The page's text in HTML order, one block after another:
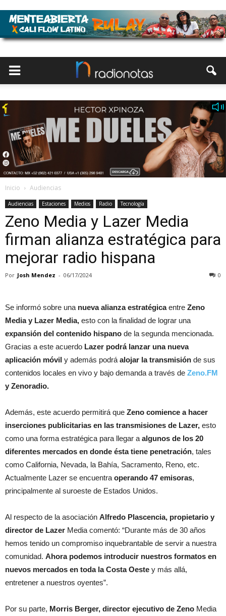
Inicio Audiencias
Audiencias Estaciones Medios Radio Tecnología
Zeno Media y Lazer Media
firman alianza estratégica para
mejorar radio hispana
Por Josh Mendez - 06/17/2024 0
Se informó sobre una nueva alianza estratégicaentre Zeno
Media y Lazer Media, esto con la finalidad de lograr una
expansión del contenido hispano de la segunda mencionada.
Gracias a este acuerdo Lazer podrá lanzar una nueva
aplicación móvil y además podrá alojar la transmisión de sus
contenidos locales en vivo y bajo demanda a través de Zeno.FM
y Zenoradio.
Además, este acuerdo permitirá que Zeno comience a hacer
inserciones publicitarias en las transmisiones de Lazer, esto
como una forma estratégica para llegar a algunos de los 20
diferentes mercados en donde ésta tiene penetración, tales
como California, Nevada, la Bahía, Sacramento, Reno, etc.
Actualmente Lazer se encuentra operando 47 emisoras,
principalmente al suroeste de Estados Unidos.
Al respecto de la asociación Alfredo Plascencia, propietario y
director de Lazer Media comentó: “Durante más de 30 años
hemos tenido un compromiso inquebrantable de servir a nuestra
comunidad. Ahora podemos introducir nuestros formatos en
nuevos mercados en toda la Costa Oeste y más allá,
entretener a nuestros oyentes”.
Por su parte, Morris Berger, director ejecutivo de Zeno Media